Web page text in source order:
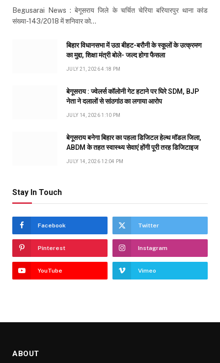
Begusarai News : बेगूसराय जिले के चर्चित चेरिया बरियारपुर थाना कांड
संख्या-143/2018 में शनिवार को…
बिहार विधानसभा में उठा बीहट-बरौनी के स्कूलों के उत्क्रमण
का मुद्दा, शिक्षा मंत्री बोले- जल्द होगा फैसला
JULY 21, 2026 4:18 PM
बेगूसराय : ज्वेलर्स कॉलोनी गेट हटाने पर घिरे SDM, BJP
नेता ने दलालों से सांठगांठ का लगाया आरोप
JULY 14, 2026 1:10 PM
बेगूसराय बनेगा बिहार का पहला डिजिटल हेल्थ मॉडल जिला,
ABDM के तहत स्वास्थ्य सेवाएं होंगी पूरी तरह डिजिटाइज
JULY 14, 2026 12:04 PM
Stay In Touch
Facebook Twitter
Pinterest Instagram
YouTube Vimeo
ABOUT